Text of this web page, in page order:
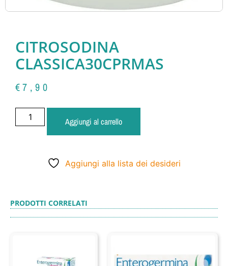
CITROSODINA
CLASSICA30CPRMAS
€7,90
Aggiungi al carrello
Aggiungi alla lista dei desideri
PRODOTTI CORRELATI